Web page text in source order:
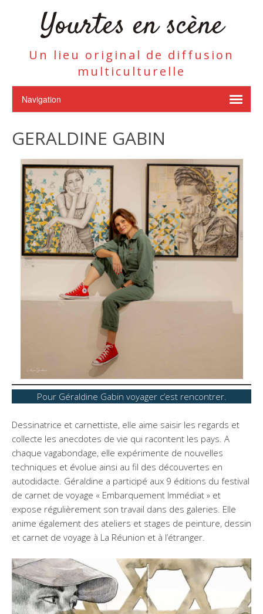
Yourtes en scène
Un lieu original de diffusion
multiculturelle
GERALDINE GABIN
Pour Géraldine Gabin voyager c’est rencontrer.
Dessinatrice et carnettiste, elle aime saisir les regards et
collecte les anecdotes de vie qui racontent les pays. A
chaque vagabondage, elle expérimente de nouvelles
techniques et évolue ainsi au fil des découvertes en
autodidacte. Géraldine a participé aux 9 éditions du festival
de carnet de voyage « Embarquement Immédiat » et
expose régulièrement son travail dans des galeries. Elle
anime également des ateliers et stages de peinture, dessin
et carnet de voyage à La Réunion et à l’étranger.